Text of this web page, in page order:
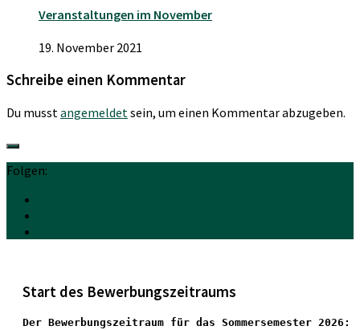
Veranstaltungen im November
19. November 2021
Schreibe einen Kommentar
Du musst angemeldet sein, um einen Kommentar abzugeben.
Folgen:
Start des Bewerbungszeitraums
Der Bewerbungszeitraum für das Sommersemester 2026: